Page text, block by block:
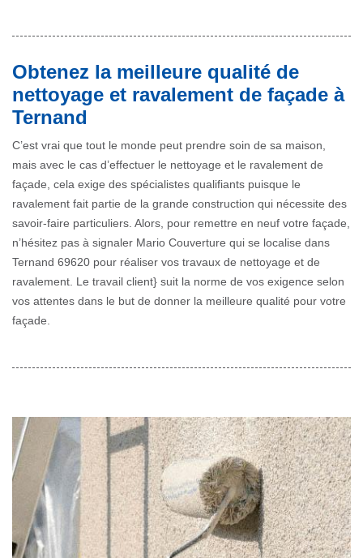
Obtenez la meilleure qualité de
nettoyage et ravalement de façade à
Ternand
C’est vrai que tout le monde peut prendre soin de sa maison,
mais avec le cas d’effectuer le nettoyage et le ravalement de
façade, cela exige des spécialistes qualifiants puisque le
ravalement fait partie de la grande construction qui nécessite des
savoir-faire particuliers. Alors, pour remettre en neuf votre façade,
n’hésitez pas à signaler Mario Couverture qui se localise dans
Ternand 69620 pour réaliser vos travaux de nettoyage et de
ravalement. Le travail client} suit la norme de vos exigence selon
vos attentes dans le but de donner la meilleure qualité pour votre
façade.